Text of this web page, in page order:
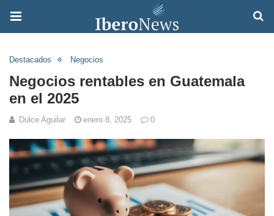
Destacados Negocios
Negocios rentables en Guatemala
en el 2025
Dulce Aguilar enero 8, 2025 0